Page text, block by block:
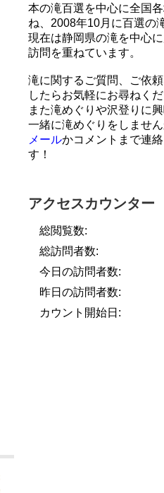
本の滝百選を中心に全国
ね、2008年10月に百選の
現在は静岡県の滝を中心
訪問を重ねています。
滝に関するご質問、ご依
したらお気軽にお尋ねくだ
また滝めぐりや沢登りに興
一緒に滝めぐりをしません
メールかコメントまで連
す！
アクセスカウンター
総閲覧数:
総訪問者数:
今日の訪問者数:
昨日の訪問者数:
カウント開始日: